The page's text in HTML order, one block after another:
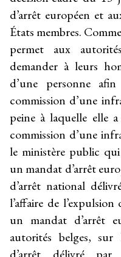
d’arrêt européen et
États membres.
permet aux
demander à leurs
d’une personne
commission d’une
peine à laquelle elle
commission d’une
le ministère public
un mandat d’arrêt
d’arrêt national
l’affaire de
un mandat d’arrêt
autorités belges,
d’arrêt délivré